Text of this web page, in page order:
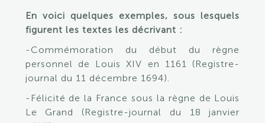
En voici quelques exemples, sous lesquels
figurent les textes les décrivant :
-Commémoration du début du règne
personnel de Louis XIV en 1161 (Registre-
journal du 11 décembre 1694).
-Félicité de la France sous la règne de Louis
Le Grand (Registre-journal du 18 janvier